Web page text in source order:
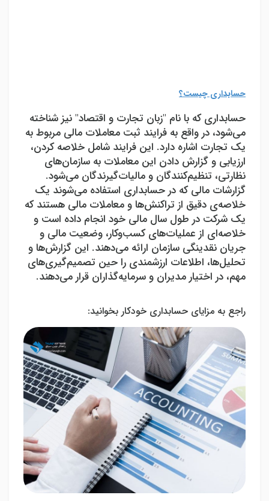
حسابداری چیست؟
حسابداری که با نام "زبان تجارت و اقتصاد" نیز شناخته
می‌شود، در واقع به فرایند ثبت معاملات مالی مربوط به
یک تجارت اشاره دارد. این فرایند شامل خلاصه کردن،
ارزیابی و گزارش دادن این معاملات به سازمان‌های
نظارتی، تنظیم‌کنندگان و مالیات‌گیرندگان می‌شود.
گزارشات مالی که در حسابداری استفاده می‌شوند یک
خلاصه‌ی دقیق از تراکنش‌ها و معاملات مالی هستند که
یک شرکت در طول سال مالی خود انجام داده است و
خلاصه‌ای از عملیات‌های کسب‌وکار، وضعیت مالی و
جریان نقدینگی سازمان ارائه می‌دهند. این گزارش‌ها و
تحلیل‌ها، اطلاعات ارزشمندی را حین تصمیم‌گیری‌های
مهم، در اختیار مدیران و سرمایه‌گذاران قرار می‌دهند.
راجع به مزایای حسابداری خودکار بخوانید: